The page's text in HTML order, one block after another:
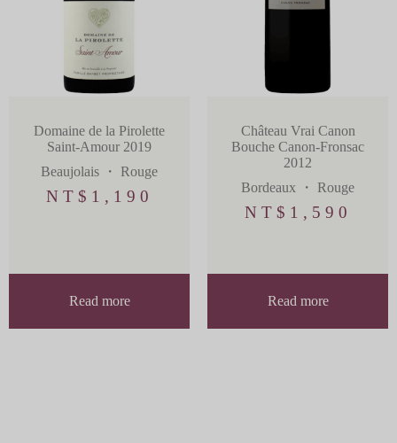
Domaine de la Pirolette
Saint-Amour 2019
Beaujolais ・ Rouge
NT$ 1,190
Read more
Château Vrai Canon
Bouche Canon-Fronsac
2012
Bordeaux ・ Rouge
NT$ 1,590
Read more